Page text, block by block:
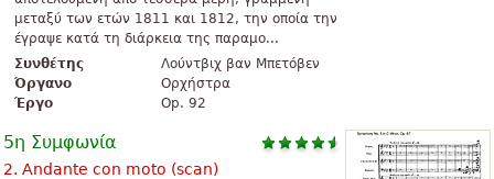
μεταξύ των ετών 1811 και 1812, την οποία την
έγραψε κατά τη διάρκεια της παραμο...
Συνθέτης
Λούντβιχ βαν Μπετόβεν
Όργανο
Ορχήστρα
Έργο
Op. 92
5η Συμφωνία
2. Andante con moto (scan)